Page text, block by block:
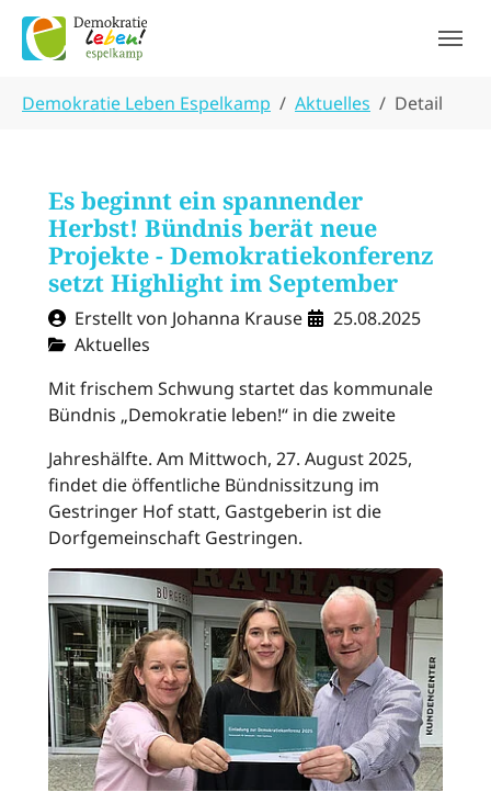
Skip to main navigation
Skip to main content
Skip to page footer
Demokratie Leben Espelkamp Aktuelles Detail
Es beginnt ein spannender
Herbst! Bündnis berät neue
Projekte - Demokratiekonferenz
setzt Highlight im September
Erstellt von Johanna Krause
25.08.2025
Aktuelles
Mit frischem Schwung startet das kommunale
Bündnis „Demokratie leben!“ in die zweite
Jahreshälfte. Am Mittwoch, 27. August 2025,
findet die öffentliche Bündnissitzung im
Gestringer Hof statt, Gastgeberin ist die
Dorfgemeinschaft Gestringen.